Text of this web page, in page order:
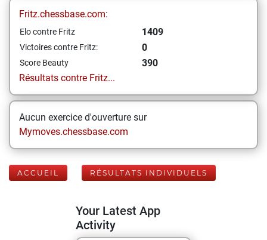
Fritz.chessbase.com:
Elo contre Fritz 1409
Victoires contre Fritz: 0
Score Beauty
390
Résultats contre Fritz...
Aucun exercice d'ouverture sur
Mymoves.chessbase.com
ACCUEIL RÉSULTATS INDIVIDUELS
Your Latest App
Activity